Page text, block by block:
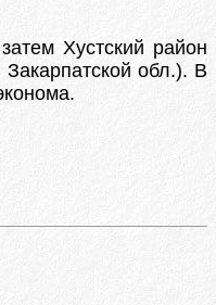
Хустский район
обл.). В